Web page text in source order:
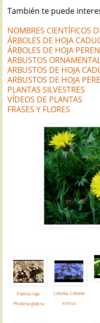
También te puede
NOMBRES CIENTÍFICOS
ÁRBOLES DE HOJA
ÁRBOLES DE HOJA
ARBUSTOS
ARBUSTOS DE HOJA
ARBUSTOS DE HOJA
PLANTAS SILVESTRES
VÍDEOS DE PLANTAS
FRASES Y FLORES
Fotinia roja:
Photinia glabra
Lobelia: Lobelia
erinus